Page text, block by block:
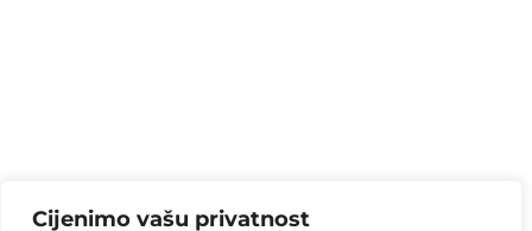
Cijenimo vašu privatnost